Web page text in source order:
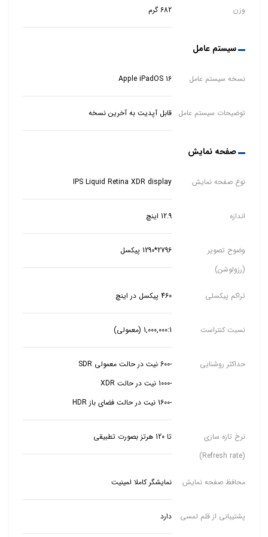
وزن 682 گرم
سیستم عامل
نسخه سیستم عامل Apple iPadOS 16
توضیحات سیستم عامل قابل آپدیت به آخرین نسخه
صفحه نمایش
نوع صفحه نمایش IPS Liquid Retina XDR display
اندازه 12.9 اینچ
وضوح تصویر
(رزولوشن)
2796*1290 پیکسل
تراکم پیکسلی 460 پیکسل در اینچ
نسبت کنتراست 1,000,000:1 (معمولی)
حداکثر روشنایی
-1000 نیت در حالت XDR
-1600 نیت در حالت فضای باز HDR
نرخ تازه سازی
(Refresh rate)
تا 120 هرتز بصورت تطبیقی
محافظ صفحه نمایش نمایشگر کاملا لمینیت
پشتیبانی از قلم لمسی دارد